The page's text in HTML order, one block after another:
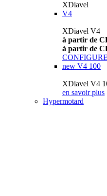
XDiavel
V4
XDiavel V4
à partir de
à partir de
new V4 100
XDiavel V4
en savoir plus
Hypermotard